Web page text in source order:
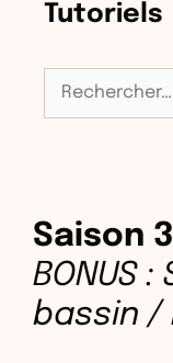
Saison
BONUS
bassin /
Tutoriels
Rechercher :